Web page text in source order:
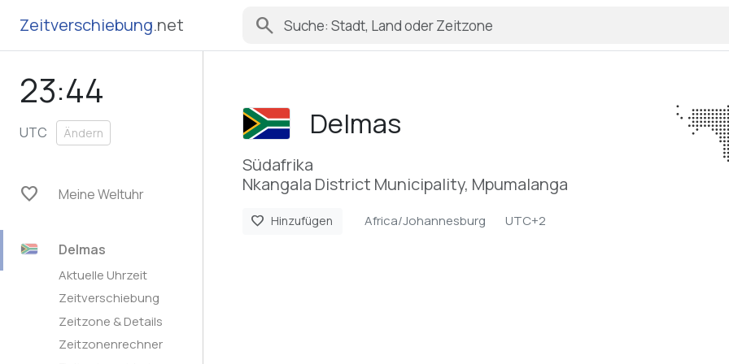
Zeitverschiebung.net search
23:44
UTC Ändern
favorite Meine Weltuhr
Delmas
Aktuelle Uhrzeit
Zeitverschiebung
Zeitzone & Details
Zeitzonenrechner
Delmas
Südafrika
Nkangala District Municipality, Mpumalanga
favorite Hinzufügen Africa/Johannesburg UTC+2